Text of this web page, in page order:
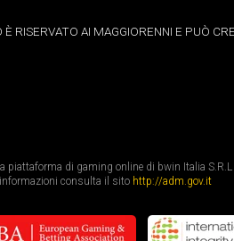
È RISERVATO AI MAGGIORENNI E PUÒ
piattaforma di gaming online di bwin Italia
consulta il sito http://adm.gov.it